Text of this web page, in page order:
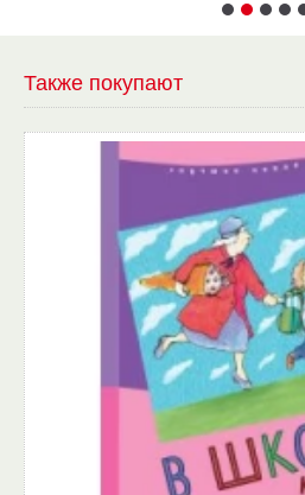
Также покупают